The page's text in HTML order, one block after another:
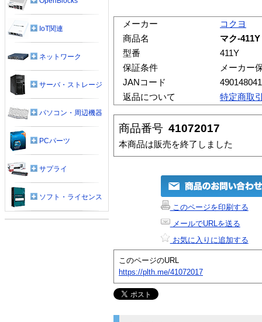
メーカー
コクヨ
商品名
マク-
型番
411Y
保証条件
メーカー
JANコード
返品について
特定商取
商品番号 41072017
本商品は販売を終了しました
このページを印刷する
メールでURLを送る
お気に入りに追加する
このページのURL
https://plth.me/41072017
IoT関連
ネットワーク
サーバ・ストレージ
パソコン・周辺機器
PCパーツ
サプライ
ソフト・ライセンス